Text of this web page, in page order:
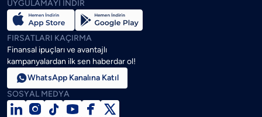
UYGULAMAYI İNDİR
FIRSATLARI KAÇIRMA
Finansal ipuçları ve avantajlı
kampanyalardan ilk sen haberdar ol!
WhatsApp Kanalına Katıl
SOSYAL MEDYA
    
